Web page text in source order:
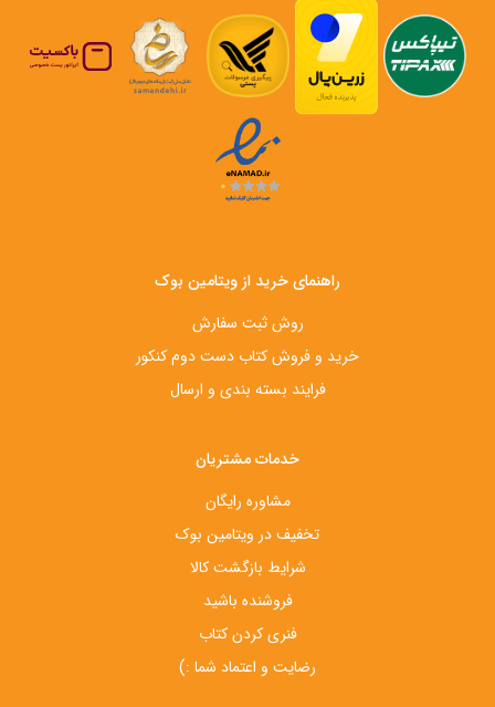
راهنمای خرید از ویتامین بوک
روش ثبت سفارش
خرید و فروش کتاب دست‌ دوم کنکور
فرایند بسته بندی و ارسال
خدمات مشتریان
مشاوره رایگان
تخفیف در ویتامین بوک
شرایط بازگشت کالا
فروشنده باشید
فنری کردن کتاب
رضایت و اعتماد شما :)